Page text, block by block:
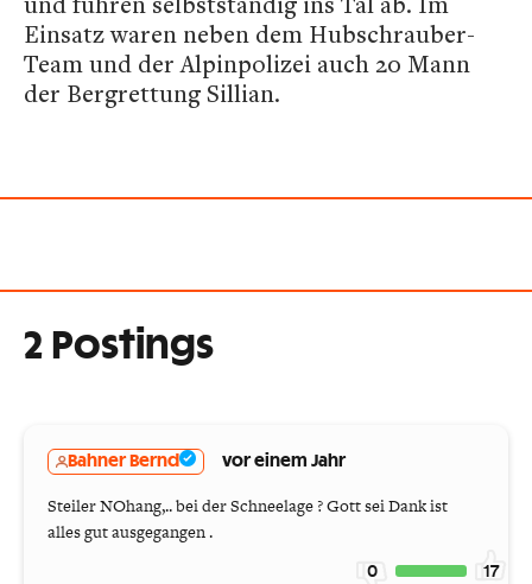
Einsatz waren neben dem Hubschrauber-
Team und der Alpinpolizei auch 20 Mann
der Bergrettung Sillian.
2 Postings
Bahner Bernd vor einem Jahr
Steiler NOhang,.. bei der Schneelage ? Gott sei Dank ist
alles gut ausgegangen .
0 17